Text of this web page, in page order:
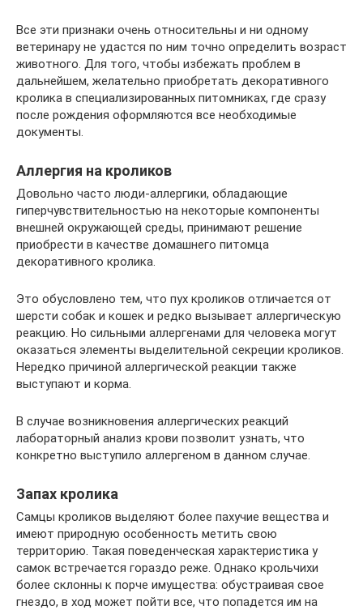
Все эти признаки очень относительны и ни одному
ветеринару не удастся по ним точно определить возраст
животного. Для того, чтобы избежать проблем в
дальнейшем, желательно приобретать декоративного
кролика в специализированных питомниках, где сразу
после рождения оформляются все необходимые
документы.
Аллергия на кроликов
Довольно часто люди-аллергики, обладающие
гиперчувствительностью на некоторые компоненты
внешней окружающей среды, принимают решение
приобрести в качестве домашнего питомца
декоративного кролика.
Это обусловлено тем, что пух кроликов отличается от
шерсти собак и кошек и редко вызывает аллергическую
реакцию. Но сильными аллергенами для человека могут
оказаться элементы выделительной секреции кроликов.
Нередко причиной аллергической реакции также
выступают и корма.
В случае возникновения аллергических реакций
лабораторный анализ крови позволит узнать, что
конкретно выступило аллергеном в данном случае.
Запах кролика
Самцы кроликов выделяют более пахучие вещества и
имеют природную особенность метить свою
территорию. Такая поведенческая характеристика у
самок встречается гораздо реже. Однако крольчихи
более склонны к порче имущества: обустраивая свое
гнездо, в ход может пойти все, что попадется им на